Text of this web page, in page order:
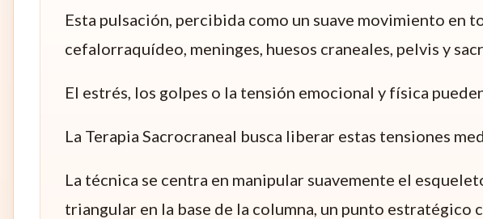
Esta pulsación, percibida como un suave movimiento en
cefalorraquídeo, meninges, huesos craneales, pelvis y
El estrés, los golpes o la tensión emocional y física
La Terapia Sacrocraneal busca liberar estas tensiones
La técnica se centra en manipular suavemente el
triangular en la base de la columna, un punto